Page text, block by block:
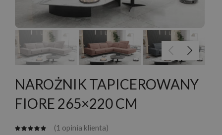
NAROŻNIK TAPICEROWANY
FIORE 265×220 CM
(1 opinia klienta)